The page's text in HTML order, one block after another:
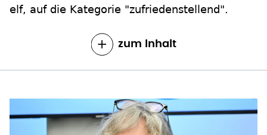
elf, auf die Kategorie "zufriedenstellend".
zum Inhalt